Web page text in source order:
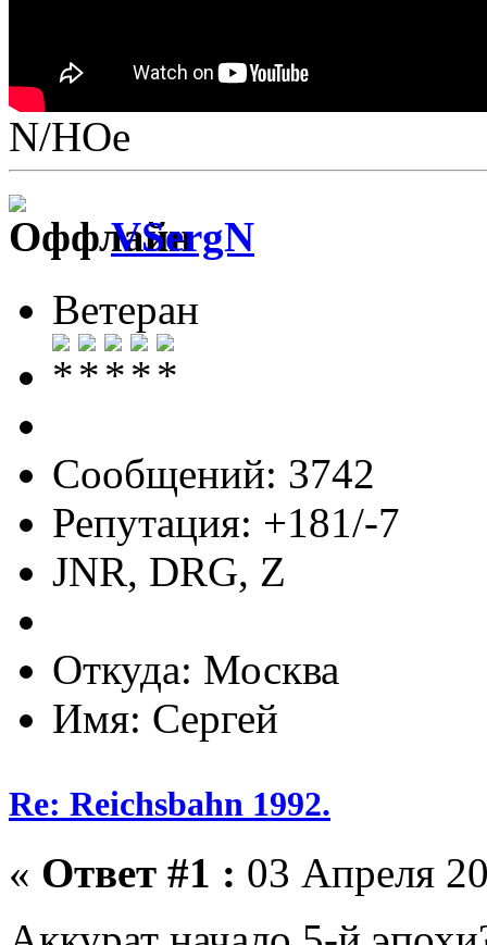
N/НОе
VSergN
Ветеран
Сообщений: 3742
Репутация: +181/-7
JNR, DRG, Z
Откуда: Москва
Имя: Сергей
Re: Reichsbahn 1992.
« Ответ #1 : 03 Апреля